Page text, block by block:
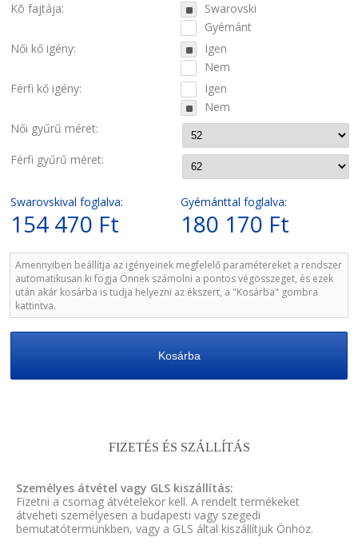
Kõ fajtája:
Swarovski
Gyémánt
Női kő igény:
Igen
Nem
Férfi kő igény:
Igen
Nem
Női gyűrű méret:
Férfi gyűrű méret:
Swarovskival foglalva:
154 470 Ft
Gyémánttal foglalva:
180 170 Ft
Amennyiben beállítja az igényeinek megfelelő paramétereket a rendszer
automatikusan ki fogja Önnek számolni a pontos végösszeget, és ezek
után akár kosárba is tudja helyezni az ékszert, a "Kosárba" gombra
kattintva.
Kosárba
FIZETÉS ÉS SZÁLLÍTÁS
Személyes átvétel vagy GLS kiszállítás:
Fizetni a csomag átvételekor kell. A rendelt termékeket
átveheti személyesen a budapesti vagy szegedi
bemutatótermünkben, vagy a GLS által kiszállítjuk Önhöz.